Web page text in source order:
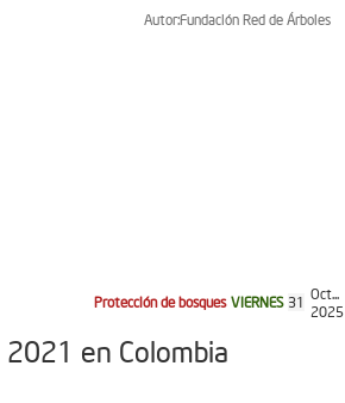
Autor:Fundación Red de Árboles
Protección de bosques VIERNES 31 Oct...
2025
en Colombia